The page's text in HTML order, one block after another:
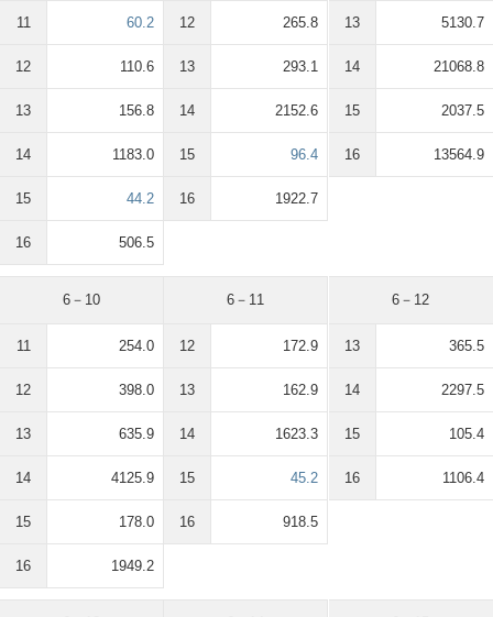
11 60.2
12 110.6
13 156.8
14 1183.0
15 44.2
16 506.5
12 265.8
13 293.1
14 2152.6
15 96.4
16 1922.7
13 5130.7
14 21068.8
15 2037.5
16 13564.9
6－10
11 254.0
12 398.0
13 635.9
14 4125.9
15 178.0
16 1949.2
6－11
12 172.9
13 162.9
14 1623.3
15 45.2
16 918.5
6－12
13 365.5
14 2297.5
15 105.4
16 1106.4